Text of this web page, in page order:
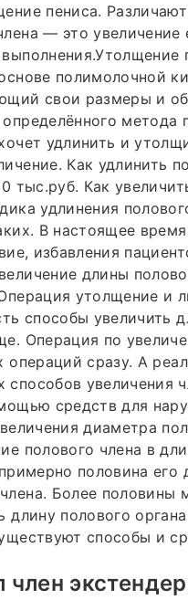
пениса.
— это увеличение
полимолочной
свои размеры и
метода
удлинить и
Как удлинить
тыс.руб. Как
удлинения
В настоящее
избавления
длины
утолщение и
способы увеличить
Операция по
сразу. А
увеличения
средств для
диаметра
полового члена в
половина
Более половины
длину полового
способы и